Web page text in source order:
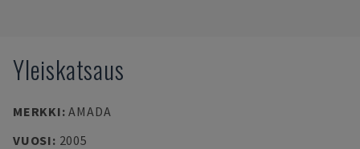
Yleiskatsaus
MERKKI:AMADA
VUOSI: 2005